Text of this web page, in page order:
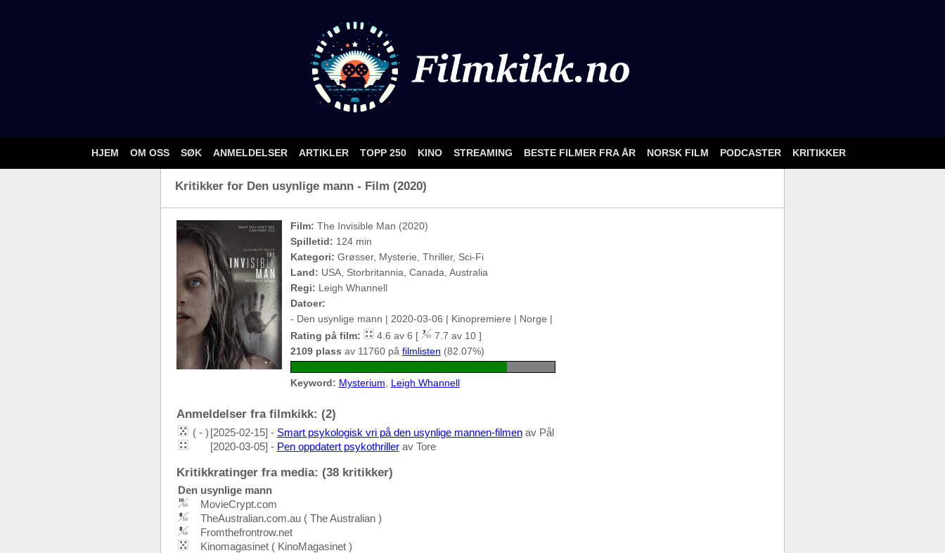
HJEM OM OSS SØK ANMELDELSER ARTIKLER TOPP 250 KINO STREAMING BESTE FILMER FRA ÅR NORSK FILM PODCASTER KRITIKKER
Kritikker for Den usynlige mann - Film (2020)
Film: The Invisible Man (2020)
Spilletid: 124 min
Kategori: Grøsser, Mysterie, Thriller, Sci-Fi
Land: USA, Storbritannia, Canada, Australia
Regi: Leigh Whannell
Datoer:
- Den usynlige mann | 2020-03-06 | Kinopremiere | Norge |
Rating på film:
4.6 av 6 [
7.7 av 10 ]
2109 plass av 11760 på filmlisten (82.07%)
Keyword: Mysterium Leigh Whannell
Anmeldelser fra filmkikk: (2)
( - ) [2025-02-15] - Smart psykologisk vri på den usynlige mannen-filmenav Pål
[2020-03-05] - Pen oppdatert psykothrillerav Tore
Kritikkratinger fra media: (38 kritikker)
Den usynlige mann
MovieCrypt.com
TheAustralian.com.au ( The Australian )
Fromthefrontrow.net
Kinomagasinet ( KinoMagasinet )